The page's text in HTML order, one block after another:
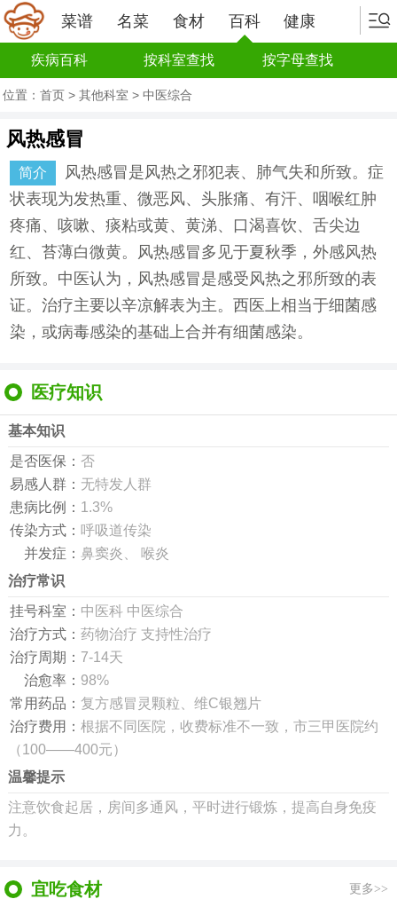
菜谱 名菜 食材 百科 健康
疾病百科 按科室查找 按字母查找
位置： 首页 > 其他科室 > 中医综合
风热感冒
简介
风热感冒是风热之邪犯表、肺气失和所致。症
状表现为发热重、微恶风、头胀痛、有汗、咽喉红肿
疼痛、咳嗽、痰粘或黄、黄涕、口渴喜饮、舌尖边
红、苔薄白微黄。风热感冒多见于夏秋季，外感风热
所致。中医认为，风热感冒是感受风热之邪所致的表
证。治疗主要以辛凉解表为主。西医上相当于细菌感
染，或病毒感染的基础上合并有细菌感染。
医疗知识
基本知识
是否医保： 否
易感人群： 无特发人群
患病比例： 1.3%
传染方式： 呼吸道传染
并发症： 鼻窦炎、 喉炎
治疗常识
挂号科室： 中医科 中医综合
治疗方式： 药物治疗 支持性治疗
治疗周期： 7-14天
治愈率： 98%
常用药品： 复方感冒灵颗粒、维C银翘片
治疗费用： 根据不同医院，收费标准不一致，市三甲医院约
（100——400元）
温馨提示
注意饮食起居，房间多通风，平时进行锻炼，提高自身免疫
力。
宜吃食材 更多>>